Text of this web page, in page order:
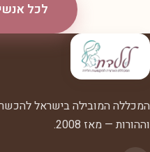
לכל
המכללה המובילה בישראל
וההורות — מאז 2008.